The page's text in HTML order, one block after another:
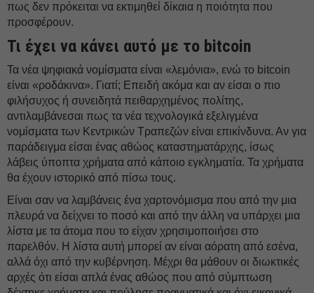
πως δεν πρόκειται να εκτιμηθεί δίκαια η ποιότητα που
προσφέρουν.
Τι έχει να κάνει αυτό με το bitcoin
Τα νέα ψηφιακά νομίσματα είναι «λεμόνια», ενώ το bitcoin
είναι «ροδάκινα». Γιατί; Επειδή ακόμα και αν είσαι ο πιο
φιλήσυχος ή συνειδητά πειθαρχημένος πολίτης,
αντιλαμβάνεσαι πως τα νέα τεχνολογικά εξελιγμένα
νομίσματα των Κεντρικών Τραπεζών είναι επικίνδυνα. Αν για
παράδειγμα είσαι ένας αθώος καταστηματάρχης, ίσως
λάβεις ύποπτα χρήματα από κάποιο εγκληματία. Τα χρήματα
θα έχουν ιστορικό από πίσω τους.
Είναι σαν να λαμβάνεις ένα χαρτονόμισμα που από την μια
πλευρά να δείχνει το ποσό και από την άλλη να υπάρχει μια
λίστα με τα άτομα που το είχαν χρησιμοποιήσει στο
παρελθόν. Η λίστα αυτή μπορεί αν είναι αόρατη από εσένα,
αλλά όχι από την κυβέρνηση. Μέχρι θα μάθουν οι διωκτικές
αρχές ότι είσαι απλά ένας αθώος που από σύμπτωση